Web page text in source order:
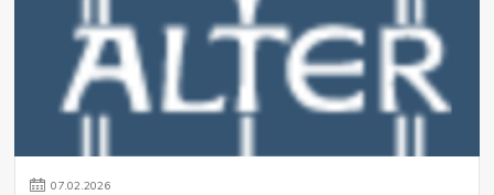
07.02.2026